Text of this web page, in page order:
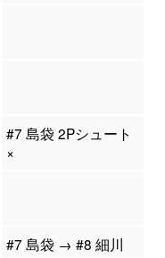
#7 島袋 2Pシュート
×
#7 島袋 → #8 細川